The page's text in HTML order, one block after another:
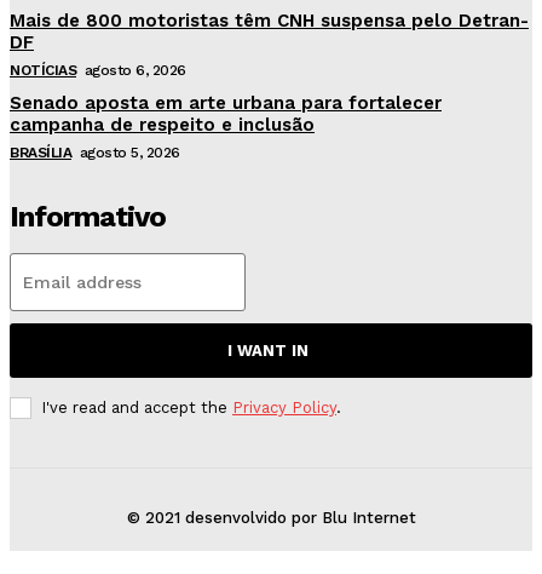
Mais de 800 motoristas têm CNH suspensa pelo Detran-
DF
NOTÍCIAS agosto 6, 2026
Senado aposta em arte urbana para fortalecer
campanha de respeito e inclusão
BRASÍLIA agosto 5, 2026
Informativo
I WANT IN
I've read and accept the Privacy Policy.
© 2021 desenvolvido por Blu Internet